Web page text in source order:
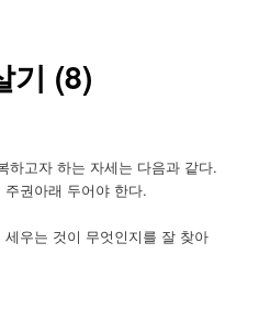
기 (8)
하고자 하는 자세는 다음과 같다.
권아래 두어야 한다.
우는 것이 무엇인지를 잘 찾아